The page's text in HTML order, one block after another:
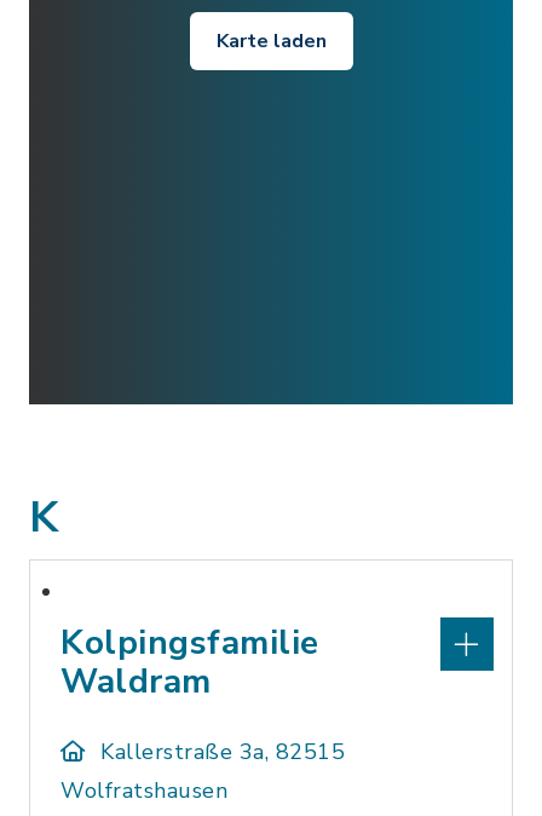
Karte laden
K
Kolpingsfamilie
Waldram
Kallerstraße 3a, 82515
Wolfratshausen